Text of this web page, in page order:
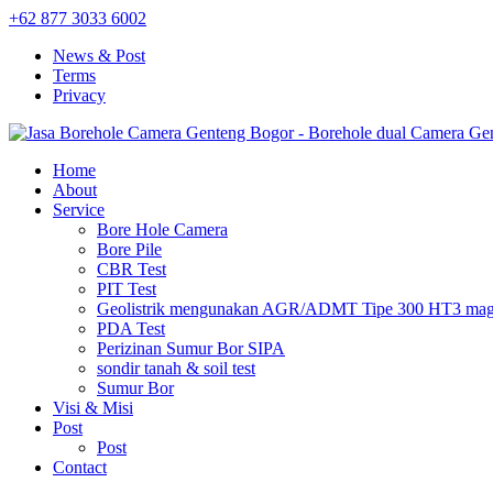
+62 877 3033 6002
News & Post
Terms
Privacy
Home
About
Service
Bore Hole Camera
Bore Pile
CBR Test
PIT Test
Geolistrik mengunakan AGR/ADMT Tipe 300 HT3
PDA Test
Perizinan Sumur Bor SIPA
sondir tanah & soil test
Sumur Bor
Visi & Misi
Post
Post
Contact